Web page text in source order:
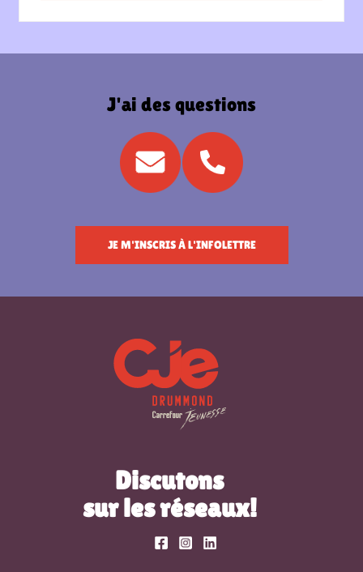
J'ai des questions
JE M'INSCRIS À L'INFOLETTRE
Discutons
sur les réseaux!